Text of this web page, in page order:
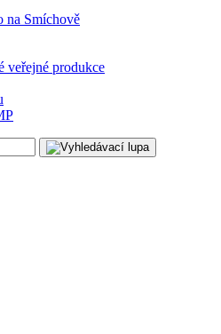
na Smíchově
veřejné produkce